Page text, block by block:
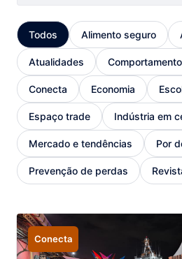
Todos Alimento seguro
Atualidades
Conecta Economia
Espaço trade Indústria em
Mercado e tendências Por
Prevenção de perdas
Conecta